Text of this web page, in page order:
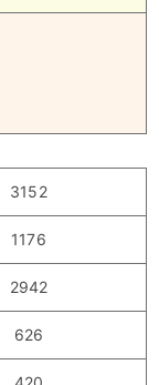
3152
1176
2942
626